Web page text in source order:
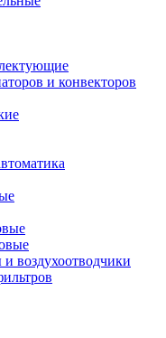
и конвекторов
воздухоотводчики